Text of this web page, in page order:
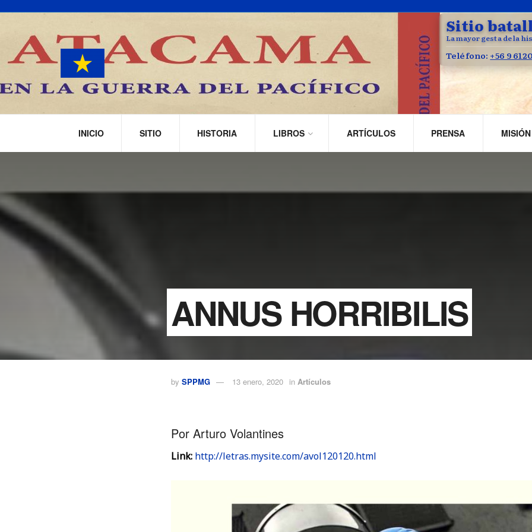
Sitio
La mayor gesta de la
Teléfono: +56 9
INICIO SITIO HISTORIA LIBROS ARTÍCULOS PRENSA MISIÓN
ANNUS HORRIBILIS
by SPPMG 13 enero, 2020 in Artículos
Por Arturo Volantines
Link: http://letras.mysite.com/avol120120.html